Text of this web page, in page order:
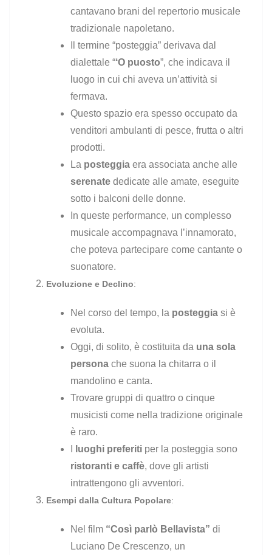
cantavano brani del repertorio musicale
tradizionale napoletano.
Il termine “posteggia” derivava dal
dialettale “‘O puosto”, che indicava il
luogo in cui chi aveva un’attività si
fermava.
Questo spazio era spesso occupato da
venditori ambulanti di pesce, frutta o altri
prodotti.
La posteggia era associata anche alle
serenate dedicate alle amate, eseguite
sotto i balconi delle donne.
In queste performance, un complesso
musicale accompagnava l’innamorato,
che poteva partecipare come cantante o
suonatore.
Evoluzione e Declino:
Nel corso del tempo, la posteggia si è
evoluta.
Oggi, di solito, è costituita da una sola
persona che suona la chitarra o il
mandolino e canta.
Trovare gruppi di quattro o cinque
musicisti come nella tradizione originale
è raro.
luoghi preferiti per la posteggia sono
ristoranti e caffè, dove gli artisti
intrattengono gli avventori.
Esempi dalla Cultura Popolare:
Nel film “Così parlò Bellavista” di
Luciano De Crescenzo, un